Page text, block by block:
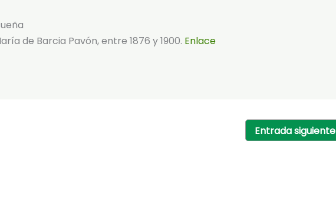
de Barcia Pavón, entre 1876 y 1900. Enlace
Entrada siguiente